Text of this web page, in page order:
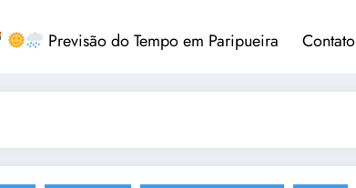
Previsão do Tempo em Paripueira Contato